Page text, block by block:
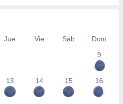
Jue Vie Sáb
Dom
9
13 14 15 16